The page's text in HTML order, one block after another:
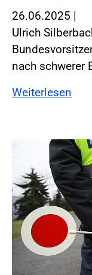
26.06.2025 |
Ulrich
nach schwerer
Weiterlesen